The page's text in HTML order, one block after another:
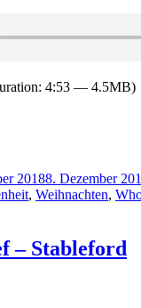
4:53 — 4.5MB)
20188. Dezember
, Weihnachten,
– Stableford